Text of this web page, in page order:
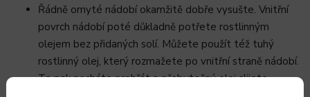
Řádně omyté nádobí okamžitě dobře vysušte. Vnitřní
povrch nádobí poté důkladně potřete rostlinným
olejem bez přidaných solí. Můžete použít též tuhý
rostlinný olej, který rozmažete po vnitřní straně nádobí.
To pak necháte prohřát a přebytečný olej slijete.